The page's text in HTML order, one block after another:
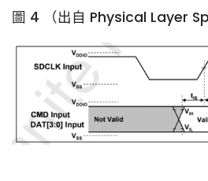
圖 4 （出自 Physical Layer